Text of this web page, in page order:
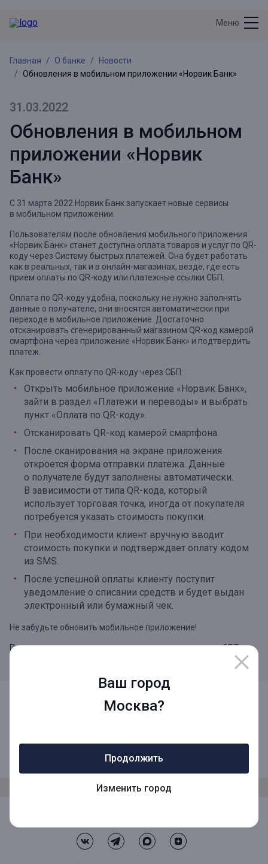
Ваш город
Москва?
Продолжить
Изменить город
Меню
Главная О банке
Новости
Обновления в мобильном приложении «Норвик Банк»
31.03.2022
Обновления в мобильном
приложении «Норвик
Банк»
С 31 марта 2022 Норвик Банк запускает новые сервисы
в мобильном приложении.
Пользователям после обновления мобильного приложения
«Норвик Банк» станет доступна оплата товаров и услуг по QR-
коду через Систему быстрых платежей. Она будет работать
как в реальных, так и в онлайн-магазинах, везде, где есть
прием оплаты по QR-коду или платежные ссылки СБП.
Оплата по QR-коду удобна, поскольку не нужно заполнять
данные о получателе, они вносятся автоматически при
переходе в мобильное приложение. Достаточно
отсканировать сгенерированный магазином QR-код камерой
смартфона через приложение «Норвик Банк» и подтвердить
платеж.
Как провести оплату по QR-коду через СБП:
Открыть мобильное приложение «Норвик Банк»,
зайти в раздел «Платежи и переводы» и выбрать
пункт «Оплата по QR-коду».
Отсканировать QR-код камерой смартфона.
После сканирования на экране приложения
откроется форма отправки платежа. Данные
о получателе будут заполнены автоматически.
В зависимости от типа QR-кода, который
использует торговая точка, иногда от покупателя
потребуется указать стоимость покупки.
При необходимости клиент вручную вводит
стоимость покупки и подтверждает оплату кодом
из SMS.
После успешной оплаты клиенту поступит
уведомление о списании средств и будет выдан
электронный или бумажный чек.
Не забудьте обновить мобильное приложение!
Правила переводов и инструкцию по подключению к СБП
8 (800) 1001-777
Звонок по России бесплатный